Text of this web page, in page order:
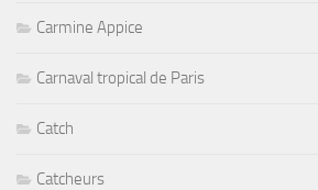
Carmine Appice
Carnaval tropical de Paris
Catch
Catcheurs